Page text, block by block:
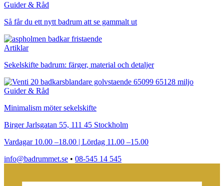
Guider & Råd
Så får du ett nytt badrum att se gammalt ut
Artiklar
Sekelskifte badrum: färger, material och detaljer
Guider & Råd
Minimalism möter sekelskifte
Birger Jarlsgatan 55, 111 45 Stockholm
Vardagar 10.00 –18.00 | Lördag 11.00 –15.00
info@badrummet.se • 08-545 14 545